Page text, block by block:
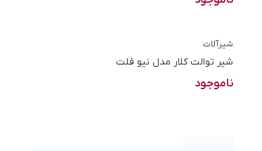
شیرآلات
شیر توالت کلار مدل نیو فلت
ناموجود